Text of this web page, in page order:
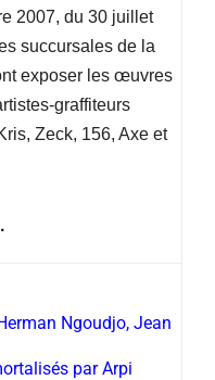
2007, du 30 juillet
succursales de la
exposer les œuvres
graffiteurs
Zeck, 156, Axe et
Ngoudjo, Jean
par Arpi